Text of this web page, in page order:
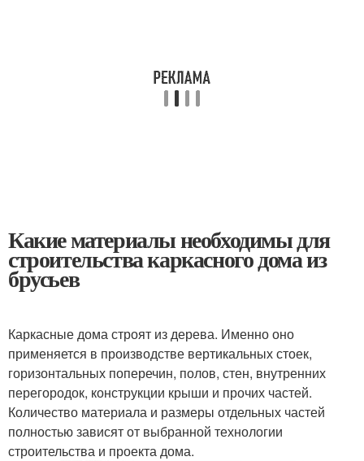
Какие материалы необходимы для
строительства каркасного дома из
брусьев
Каркасные дома строят из дерева. Именно оно
применяется в производстве вертикальных стоек,
горизонтальных поперечин, полов, стен, внутренних
перегородок, конструкции крыши и прочих частей.
Количество материала и размеры отдельных частей
полностью зависят от выбранной технологии
строительства и проекта дома.